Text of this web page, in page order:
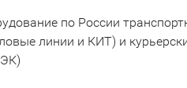
по России
линии и КИТ) и